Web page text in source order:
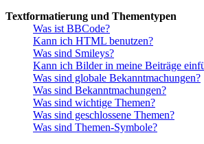
Textformatierung und Thementypen
Was ist BBCode?
Kann ich HTML benutzen?
Was sind Smileys?
Kann ich Bilder in meine Beiträge
Was sind globale Bekanntmachungen?
Was sind Bekanntmachungen?
Was sind wichtige Themen?
Was sind geschlossene Themen?
Was sind Themen-Symbole?